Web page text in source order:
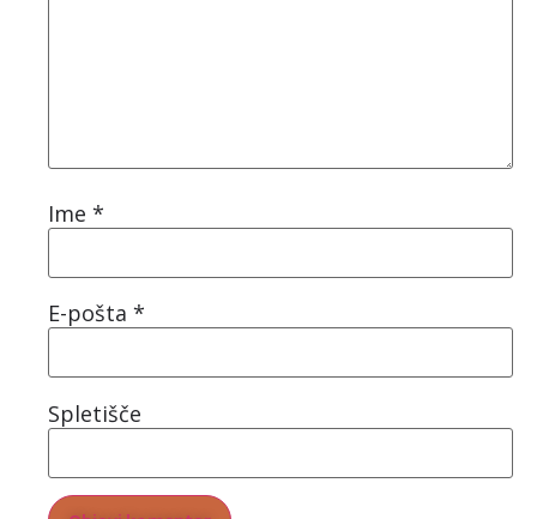
Ime *
E-pošta *
Spletišče